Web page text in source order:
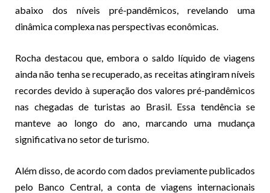
abaixo dos níveis pré-pandêmicos, revelando uma
dinâmica complexa nas perspectivas econômicas.
Rocha destacou que, embora o saldo líquido de viagens
ainda não tenha se recuperado, as receitas atingiram níveis
recordes devido à superação dos valores pré-pandêmicos
nas chegadas de turistas ao Brasil. Essa tendência se
manteve ao longo do ano, marcando uma mudança
significativa no setor de turismo.
Além disso, de acordo com dados previamente publicados
pelo Banco Central, a conta de viagens internacionais